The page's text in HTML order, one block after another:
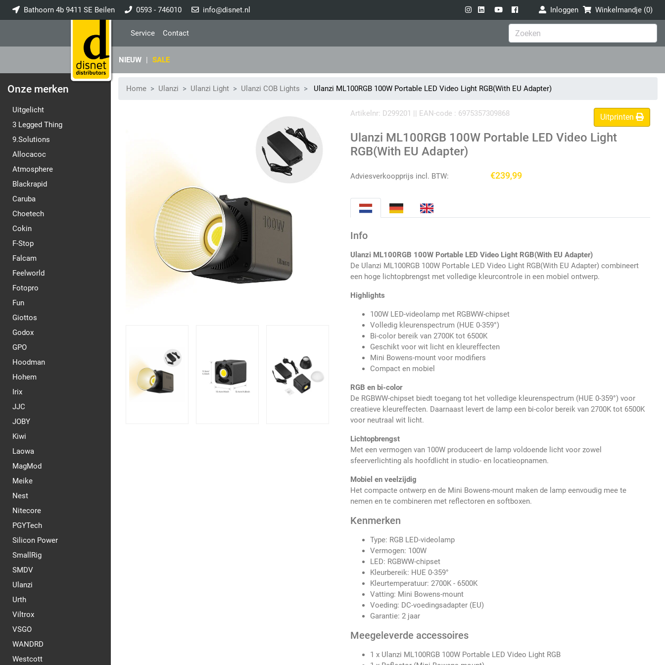
Bathoorn 4b 9411 SE Beilen 0593 - 746010 info@disnet.nl Inloggen Winkelmandje (0)
Service Contact
NIEUW | SALE
Onze merken
Uitgelicht
3 Legged Thing
9.Solutions
Allocacoc
Atmosphere
Blackrapid
Caruba
Choetech
Cokin
F-Stop
Falcam
Feelworld
Fotopro
Fun
Giottos
Godox
GPO
Hoodman
Hohem
Irix
JJC
JOBY
Kiwi
Laowa
MagMod
Meike
Nest
Nitecore
PGYTech
Silicon Power
SmallRig
SMDV
Ulanzi
Urth
Viltrox
VSGO
WANDRD
Westcott
Home Ulanzi Ulanzi Light Ulanzi COB Lights Ulanzi ML100RGB 100W Portable LED Video Light RGB(With EU Adapter)
Artikelnr: D299201 || EAN-code : 6975357309868 Uitprinten
Ulanzi ML100RGB 100W Portable LED Video Light
RGB(With EU Adapter)
Adviesverkoopprijs incl. BTW: €239,99
Info
Ulanzi ML100RGB 100W Portable LED Video Light RGB(With EU Adapter)
De Ulanzi ML100RGB 100W Portable LED Video Light RGB(With EU Adapter) combineert
een hoge lichtopbrengst met volledige kleurcontrole in een mobiel ontwerp.
Highlights
100W LED-videolamp met RGBWW-chipset
Volledig kleurenspectrum (HUE 0-359°)
Bi-color bereik van 2700K tot 6500K
Geschikt voor wit licht en kleureffecten
Mini Bowens-mount voor modifiers
Compact en mobiel
RGB en bi-color
De RGBWW-chipset biedt toegang tot het volledige kleurenspectrum (HUE 0-359°) voor
creatieve kleureffecten. Daarnaast levert de lamp een bi-color bereik van 2700K tot 6500K
voor neutraal wit licht.
Lichtopbrengst
Met een vermogen van 100W produceert de lamp voldoende licht voor zowel
sfeerverlichting als hoofdlicht in studio- en locatieopnamen.
Mobiel en veelzijdig
Het compacte ontwerp en de Mini Bowens-mount maken de lamp eenvoudig mee te
nemen en te combineren met reflectoren en softboxen.
Kenmerken
Type: RGB LED-videolamp
Vermogen: 100W
LED: RGBWW-chipset
Kleurbereik: HUE 0-359°
Kleurtemperatuur: 2700K - 6500K
Vatting: Mini Bowens-mount
Voeding: DC-voedingsadapter (EU)
Garantie: 2 jaar
Meegeleverde accessoires
1 x Ulanzi ML100RGB 100W Portable LED Video Light RGB